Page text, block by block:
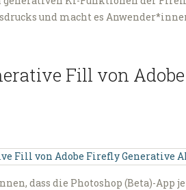
und macht es
Fill von
dass die Photoshop (Beta)-App